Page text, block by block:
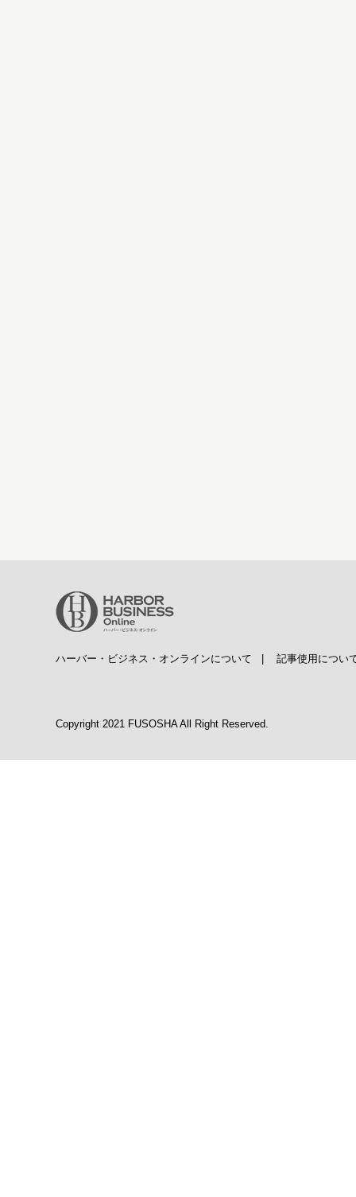
ハーバー・ビジネス・オンラインについて | 記事使用につい
Copyright 2021 FUSOSHA All Right Reserved.